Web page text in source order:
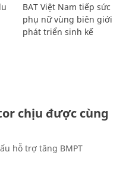
BAT Việt Nam tiếp sức
phụ nữ vùng biên giới
phát triển sinh kế
chịu được cùng
hỗ trợ tăng BMPT